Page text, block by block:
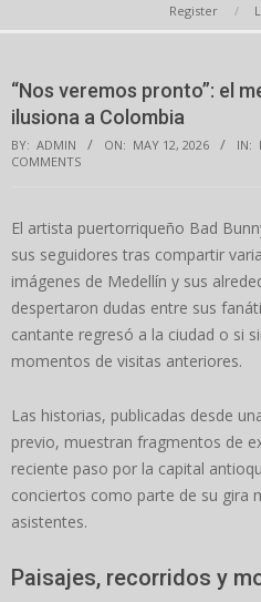
Navigation
Register
“Nos veremos pronto”: el
ilusiona a Colombia
BY: ADMIN ON: MAY 12, 2026 IN:
COMMENTS
El artista puertorriqueño Bad
sus seguidores tras compartir
imágenes de Medellín y sus
despertaron dudas entre sus
cantante regresó a la ciudad o si
momentos de visitas anteriores.
Las historias, publicadas desde
previo, muestran fragmentos de
reciente paso por la capital
conciertos como parte de su gira
asistentes.
Paisajes, recorridos y